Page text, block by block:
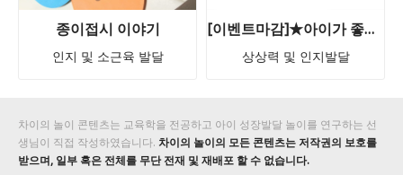
종이접시 이야기
인지 및 소근육 발달
[이벤트마감]★아이가 좋아하는 동물은 무엇인가요? 이야기 나누며 동물들의 가면 놀이를 구경해요 - 색칠하고 페이지를 넘기면 다른 동물이 등장하는 재미있는 변신 놀이 [동물 가면 색칠 놀이북] 4명 증정!
상상력 및 인지발달
차이의 놀이 콘텐츠는 교육학을 전공하고 아이 성장발달 놀이를 연구하는 선
생님이 직접 작성하였습니다. 차이의 놀이의 모든 콘텐츠는 저작권의 보호를
받으며, 일부 혹은 전체를 무단 전재 및 재배포 할 수 없습니다.